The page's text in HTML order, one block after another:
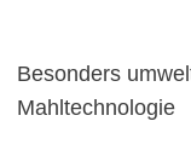
Besonders
Mahltechnologie